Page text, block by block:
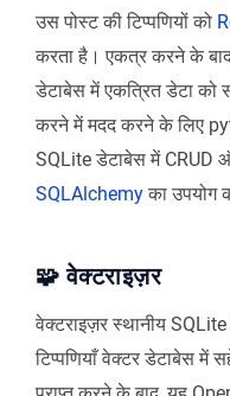
उस पोस्ट की टिप्पणियों को
करता है। एकत्र करने के
डेटाबेस में एकत्रित डेटा को
करने में मदद करने के लिए
SQLite डेटाबेस में CRUD
SQLAlchemyका उपयोग
🧩 वेक्टराइज़र
वेक्टराइज़र स्थानीय
टिप्पणियाँ वेक्टर डेटाबेस में